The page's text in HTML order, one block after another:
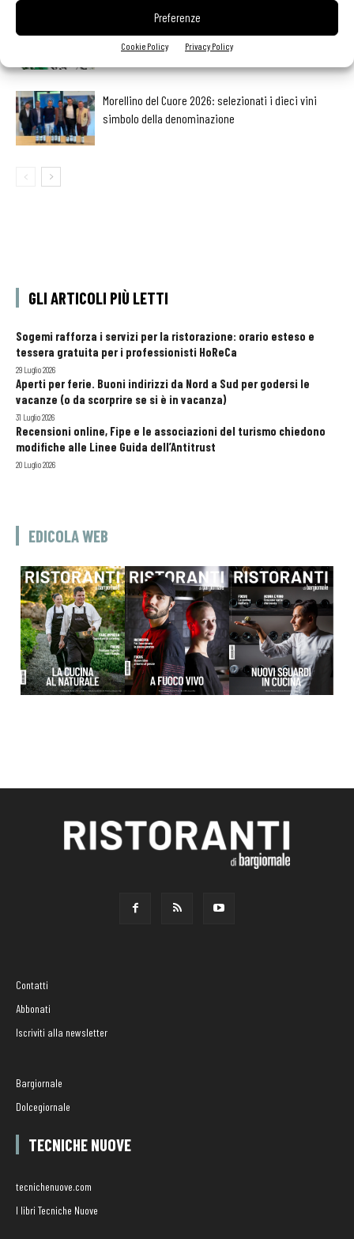
Preferenze
Cookie Policy Privacy Policy
Bisol1542 Brut, Valdobbiadene Prosecco Superiore
Docg, Bisol
Morellino del Cuore 2026: selezionati i dieci vini
simbolo della denominazione
GLI ARTICOLI PIÙ LETTI
Sogemi rafforza i servizi per la ristorazione: orario esteso e
tessera gratuita per i professionisti HoReCa
29 Luglio 2026
Aperti per ferie. Buoni indirizzi da Nord a Sud per godersi le
vacanze (o da scorprire se si è in vacanza)
31 Luglio 2026
Recensioni online, Fipe e le associazioni del turismo chiedono
modifiche alle Linee Guida dell’Antitrust
20 Luglio 2026
EDICOLA WEB
Contatti
Abbonati
Iscriviti alla newsletter
Bargiornale
Dolcegiornale
TECNICHE NUOVE
tecnichenuove.com
I libri Tecniche Nuove